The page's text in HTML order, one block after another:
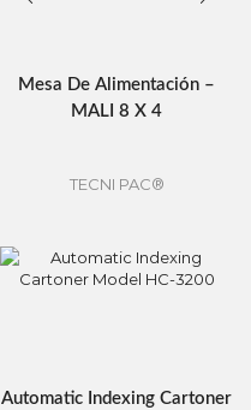
Mesa De Alimentación –
MALI 8 X 4
TECNI PAC®
Automatic Indexing Cartoner